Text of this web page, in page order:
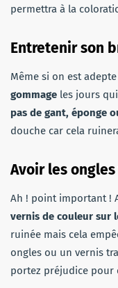
permettra à la
Entretenir son
Même si on est
gommage les jours
pas de gant, éponge
douche car cela
Avoir les
Ah ! point important !
vernis de couleur sur
ruinée mais cela
ongles ou un vernis
portez préjudice pour